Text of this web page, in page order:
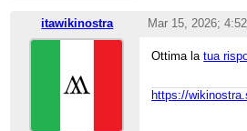
itawikinostra Mar 15, 2026;
Ottima latua
https://